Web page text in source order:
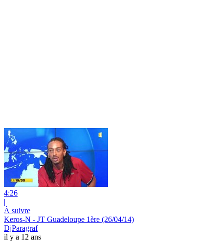
4:26
|
À suivre
Keros-N - JT Guadeloupe 1ère (26/04/14)
DjParagraf
il y a 12 ans